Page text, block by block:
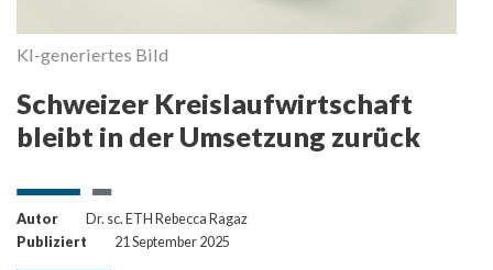
KI-generiertes Bild
Schweizer Kreislaufwirtschaft
bleibt in der Umsetzung zurück
Autor
Dr. sc. ETH Rebecca Ragaz
Publiziert
21 September 2025